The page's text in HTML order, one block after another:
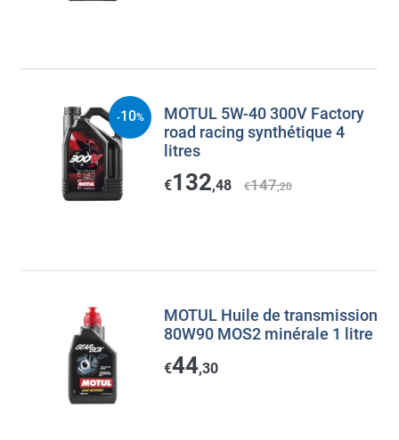
MOTUL 5W-40 300V Factory
road racing synthétique 4
litres
€132,48 €147,20
-10%
MOTUL Huile de transmission
80W90 MOS2 minérale 1 litre
€44,30